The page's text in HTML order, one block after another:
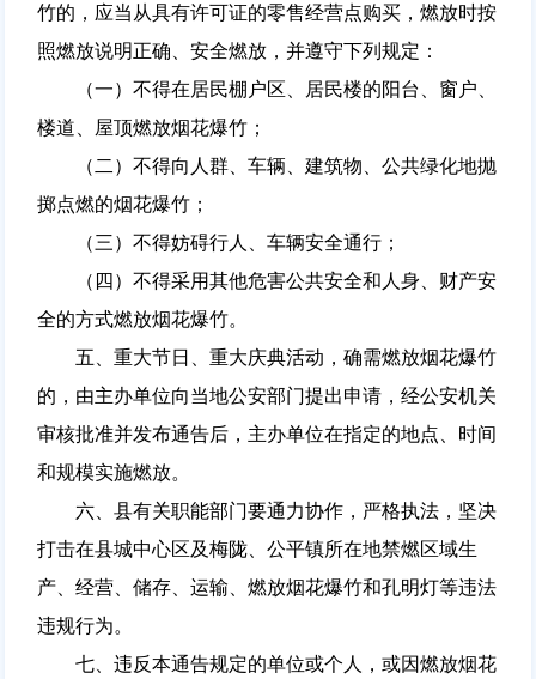
竹的，应当从具有许可证的零售经营点购买，燃放时按
照燃放说明正确、安全燃放，并遵守下列规定：
（一）不得在居民棚户区、居民楼的阳台、窗户、
楼道、屋顶燃放烟花爆竹；
（二）不得向人群、车辆、建筑物、公共绿化地抛
掷点燃的烟花爆竹；
（三）不得妨碍行人、车辆安全通行；
（四）不得采用其他危害公共安全和人身、财产安
全的方式燃放烟花爆竹。
五、重大节日、重大庆典活动，确需燃放烟花爆竹
的，由主办单位向当地公安部门提出申请，经公安机关
审核批准并发布通告后，主办单位在指定的地点、时间
和规模实施燃放。
六、县有关职能部门要通力协作，严格执法，坚决
打击在县城中心区及梅陇、公平镇所在地禁燃区域生
产、经营、储存、运输、燃放烟花爆竹和孔明灯等违法
违规行为。
七、违反本通告规定的单位或个人，或因燃放烟花